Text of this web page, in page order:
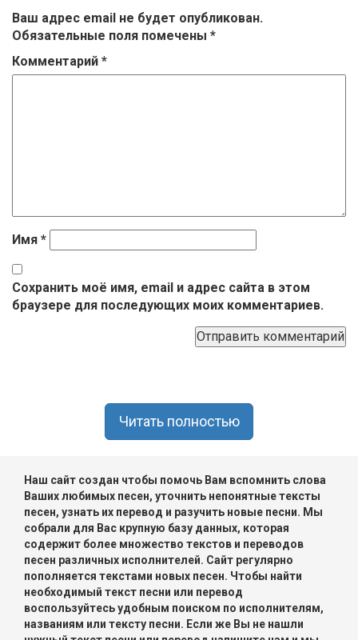
Ваш адрес email не будет опубликован.
Обязательные поля помечены *
Комментарий *
Имя *
Сохранить моё имя, email и адрес сайта в этом
браузере для последующих моих комментариев.
Читать полностью
Наш сайт создан чтобы помочь Вам вспомнить слова
Ваших любимых песен, уточнить непонятные тексты
песен, узнать их перевод и разучить новые песни. Мы
собрали для Вас крупную базу данных, которая
содержит более множество текстов и переводов
песен различных исполнителей. Сайт регулярно
пополняется текстами новых песен. Чтобы найти
необходимый текст песни или перевод
воспользуйтесь удобным поиском по исполнителям,
названиям или тексту песни. Если же Вы не нашли